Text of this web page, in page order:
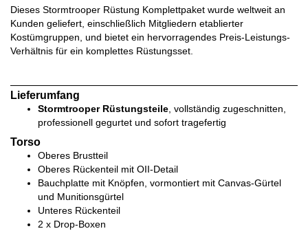
Dieses Stormtrooper Rüstung Komplettpaket wurde weltweit an
Kunden geliefert, einschließlich Mitgliedern etablierter
Kostümgruppen, und bietet ein hervorragendes Preis-Leistungs-
Verhältnis für ein komplettes Rüstungsset.
Lieferumfang
Stormtrooper Rüstungsteile , vollständig zugeschnitten,
professionell gegurtet und sofort tragefertig
Torso
Oberes Brustteil
Oberes Rückenteil mit OII-Detail
Bauchplatte mit Knöpfen, vormontiert mit Canvas-Gürtel
und Munitionsgürtel
Unteres Rückenteil
2 x Drop-Boxen